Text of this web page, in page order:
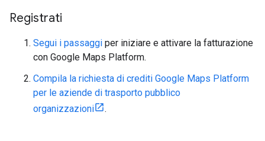
Registrati
Segui i passaggi per iniziare e attivare la fatturazione
con Google Maps Platform.
Compila la richiesta di crediti Google Maps Platform
per le aziende di trasporto pubblico
organizzazioni
.